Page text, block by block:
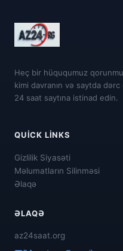
Heç bir hüququmuz
kimi davranın və saytda
24 saat saytına istinad edin.
QUICK LINKS
Gizlilik Siyasəti
Məlumatların Silinməsi
Əlaqə
ƏLAQƏ
az24saat.org